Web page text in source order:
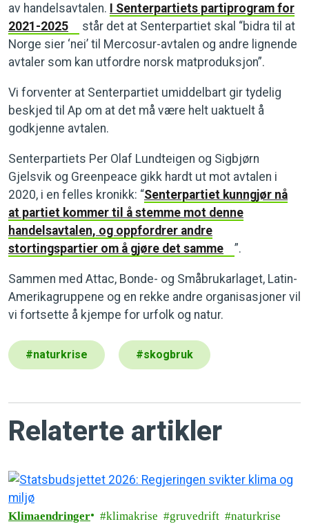
av handelsavtalen.
I Senterpartiets partiprogram for
2021-2025
står det at Senterpartiet skal “bidra til at
Norge sier ‘nei’ til Mercosur-avtalen og andre lignende
avtaler som kan utfordre norsk matproduksjon”.
Vi forventer at Senterpartiet umiddelbart gir tydelig
beskjed til Ap om at det må være helt uaktuelt å
godkjenne avtalen.
Senterpartiets Per Olaf Lundteigen og Sigbjørn
Gjelsvik og Greenpeace gikk hardt ut mot avtalen i
2020, i en felles kronikk: “Senterpartiet kunngjør nå
at partiet kommer til å stemme mot denne
handelsavtalen, og oppfordrer andre
stortingspartier om å gjøre det samme
”.
Sammen med Attac, Bonde- og Småbrukarlaget, Latin-
Amerikagruppene og en rekke andre organisasjoner vil
vi fortsette å kjempe for urfolk og natur.
#naturkrise #skogbruk
Relaterte artikler
Klimaendringer klimakrise gruvedrift naturkrise